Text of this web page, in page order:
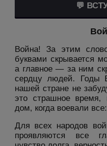
💬
Война! За этим
буквами скрывается
а главное — за ним
сердцу людей. Годы
нашей стране не
это страшное время,
дом, когда воевали
Для всех народов
проявляются все